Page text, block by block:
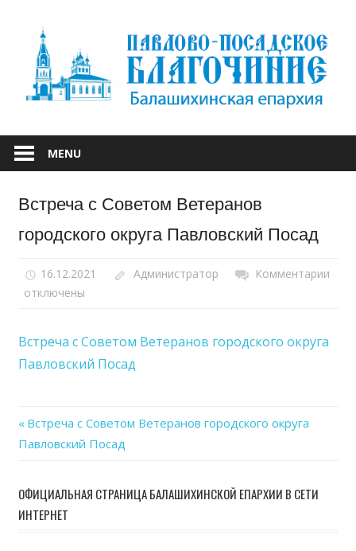
content
ПАВЛОВО-
ПОСАДСКОЕ
БЛАГОЧИНИЕ
MENU
Встреча с Советом Ветеранов
городского округа Павловский Посад
16.12.2021 Администратор Комментарии
отключены
Встреча с Советом Ветеранов городского округа
Павловский Посад
Навигация
записям
Previous
Post:
Встреча с Советом Ветеранов городского округа
Павловский Посад
ОФИЦИАЛЬНАЯ СТРАНИЦА БАЛАШИХИНСКОЙ ЕПАРХИИ В СЕТИ
ИНТЕРНЕТ